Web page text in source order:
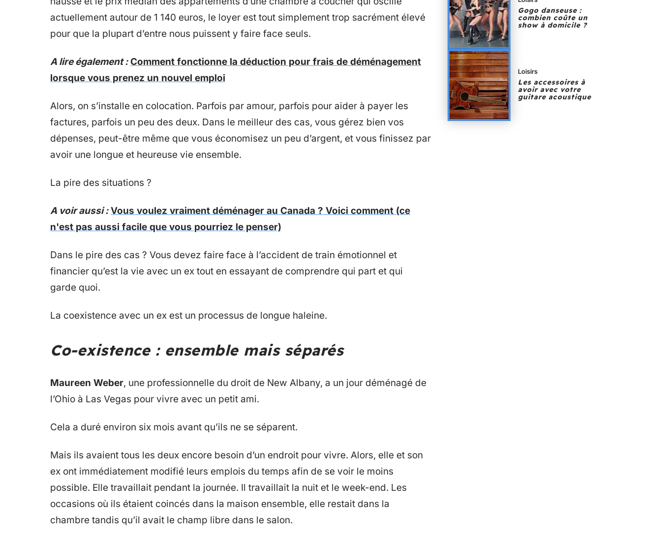
actuellement autour de 1 140 euros, le loyer est tout simplement trop sacrément élevé
pour que la plupart d’entre nous puissent y faire face seuls.
A lire également : Comment fonctionne la déduction pour frais de déménagement
lorsque vous prenez un nouvel emploi
Alors, on s’installe en colocation. Parfois par amour, parfois pour aider à payer les
factures, parfois un peu des deux. Dans le meilleur des cas, vous gérez bien vos
dépenses, peut-être même que vous économisez un peu d’argent, et vous finissez par
avoir une longue et heureuse vie ensemble.
La pire des situations ?
A voir aussi : Vous voulez vraiment déménager au Canada ? Voici comment (ce
n'est pas aussi facile que vous pourriez le penser)
Dans le pire des cas ? Vous devez faire face à l’accident de train émotionnel et
financier qu’est la vie avec un ex tout en essayant de comprendre qui part et qui
garde quoi.
La coexistence avec un ex est un processus de longue haleine.
Co-existence : ensemble mais séparés
Maureen Weber, une professionnelle du droit de New Albany, a un jour déménagé de
l’Ohio à Las Vegas pour vivre avec un petit ami.
Cela a duré environ six mois avant qu’ils ne se séparent.
Mais ils avaient tous les deux encore besoin d’un endroit pour vivre. Alors, elle et son
ex ont immédiatement modifié leurs emplois du temps afin de se voir le moins
possible. Elle travaillait pendant la journée. Il travaillait la nuit et le week-end. Les
occasions où ils étaient coincés dans la maison ensemble, elle restait dans la
chambre tandis qu’il avait le champ libre dans le salon.
Gogo danseuse :
combien coûte un
show à domicile ?
Loisirs
Les accessoires à
avoir avec votre
guitare acoustique